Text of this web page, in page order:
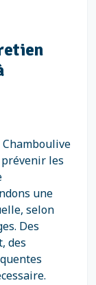
les
une
selon
Des
des